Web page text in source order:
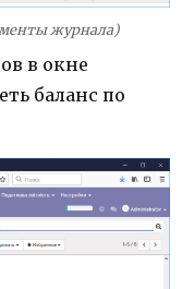
журнала)
в окне
баланс по